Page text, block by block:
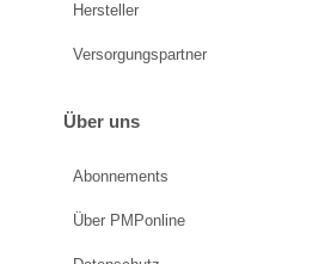
Hersteller
Versorgungspartner
Über uns
Abonnements
Über PMPonline